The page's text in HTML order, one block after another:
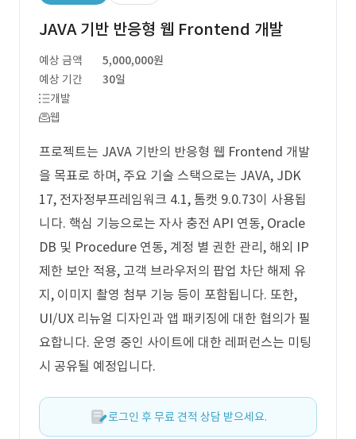
JAVA 기반 반응형 웹 Frontend 개발
예상 금액
5,000,000원
예상 기간
30일
개발
웹
프로젝트는 JAVA 기반의 반응형 웹 Frontend 개발
을 목표로 하며, 주요 기술 스택으로는 JAVA, JDK
17, 전자정부프레임워크 4.1, 톰캣 9.0.73이 사용됩
니다. 핵심 기능으로는 자사 충전 API 연동, Oracle
DB 및 Procedure 연동, 계정 별 권한 관리, 해외 IP
제한 보안 적용, 고객 브라우저의 팝업 차단 해제 유
지, 이미지 촬영 첨부 기능 등이 포함됩니다. 또한,
UI/UX 리뉴얼 디자인과 앱 패키징에 대한 협의가 필
요합니다. 운영 중인 사이트에 대한 레퍼런스는 미팅
시 공유될 예정입니다.
로그인 후 무료 견적 상담 받으세요.